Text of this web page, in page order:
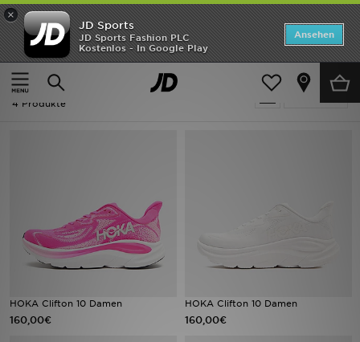
×
JD Sports
JD Sports Fashion PLC
Kostenlos - In Google Play
Ansehen
Home
Frauen
Verfeinern
Frauen - Hoka Clifton
4 Produkte
HOKA Clifton 10 Damen
160,00€
HOKA Clifton 10 Damen
160,00€
ANGEBOTE
Neuheiten
Herren
Marken
Sport